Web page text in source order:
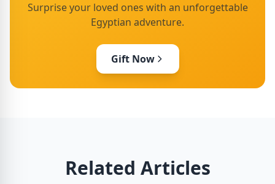
Surprise your loved ones with an unforgettable
Egyptian adventure.
Gift Now
Related Articles